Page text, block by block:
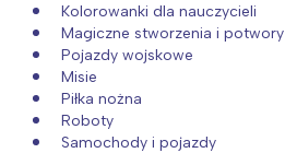
Kolorowanki dla nauczycieli
Magiczne stworzenia i potwory
Pojazdy wojskowe
Misie
Piłka nożna
Roboty
Samochody i pojazdy